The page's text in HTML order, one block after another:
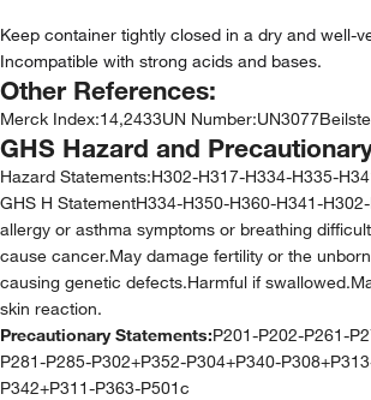
Keep container tightly closed in a dry and well-
Incompatible with strong acids and bases.
Other References:
Merck Index:14,2433UN Number:UN3077
GHS Hazard and
Hazard Statements:H302-H317-H334-H335-
GHS H StatementH334-H350-H360-H341-
allergy or asthma symptoms or breathing
cause cancer.May damage fertility or the
causing genetic defects.Harmful if
skin reaction.
Precautionary Statements:P201-P202-P261-
P281-P285-P302+P352-P304+P340-
P342+P311-P363-P501c